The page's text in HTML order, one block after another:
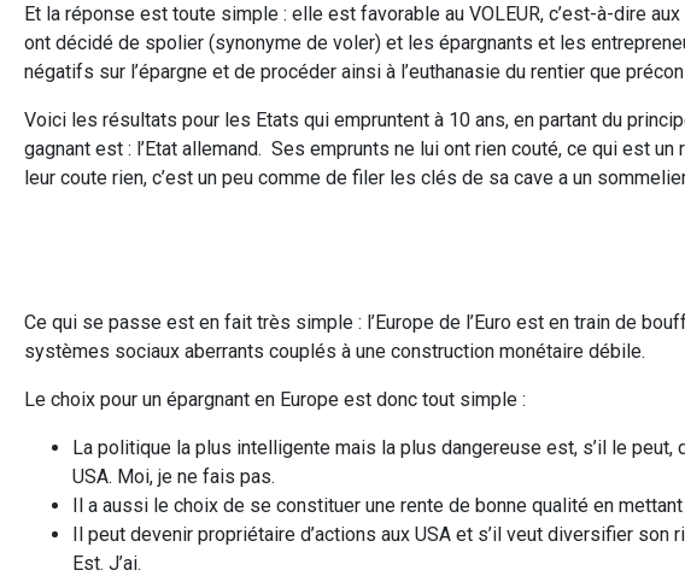
Et la réponse est toute simple : elle est favorable au VOLEUR, c’est-à-dire
ont décidé de spolier (synonyme de voler) et les épargnants et les
négatifs sur l’épargne et de procéder ainsi à l’euthanasie du rentier que
Voici les résultats pour les Etats qui empruntent à 10 ans, en partant du
gagnant est : l’Etat allemand. Ses emprunts ne lui ont rien couté, ce qui est
leur coute rien, c’est un peu comme de filer les clés de sa cave a un
Ce qui se passe est en fait très simple : l’Europe de l’Euro est en train de
systèmes sociaux aberrants couplés à une construction monétaire débile.
Le choix pour un épargnant en Europe est donc tout simple :
La politique la plus intelligente mais la plus dangereuse est, s’il le
USA. Moi, je ne fais pas.
Il a aussi le choix de se constituer une rente de bonne qualité en
Il peut devenir propriétaire d’actions aux USA et s’il veut diversifier
Est. J’ai.